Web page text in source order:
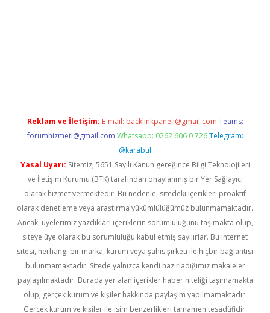
Reklam ve İletişim: E-mail: backlinkpaneli@gmail.com Teams:
forumhizmeti@gmail.com Whatsapp: 0262 606 0 726 Telegram:
@karabul
Yasal Uyarı: Sitemiz, 5651 Sayılı Kanun gereğince Bilgi Teknolojileri
ve İletişim Kurumu (BTK) tarafından onaylanmış bir Yer Sağlayıcı
olarak hizmet vermektedir. Bu nedenle, sitedeki içerikleri proaktif
olarak denetleme veya araştırma yükümlülüğümüz bulunmamaktadır.
Ancak, üyelerimiz yazdıkları içeriklerin sorumluluğunu taşımakta olup,
siteye üye olarak bu sorumluluğu kabul etmiş sayılırlar. Bu internet
sitesi, herhangi bir marka, kurum veya şahıs şirketi ile hiçbir bağlantısı
bulunmamaktadır. Sitede yalnızca kendi hazırladığımız makaleler
paylaşılmaktadır. Burada yer alan içerikler haber niteliği taşımamakta
olup, gerçek kurum ve kişiler hakkında paylaşım yapılmamaktadır.
Gerçek kurum ve kişiler ile isim benzerlikleri tamamen tesadüfidir.